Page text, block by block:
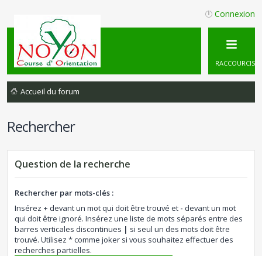
Connexion
RACCOURCIS
Accueil du forum
Rechercher
Question de la recherche
Rechercher par mots-clés :
Insérez + devant un mot qui doit être trouvé et - devant un mot
qui doit être ignoré. Insérez une liste de mots séparés entre des
barres verticales discontinues | si seul un des mots doit être
trouvé. Utilisez * comme joker si vous souhaitez effectuer des
recherches partielles.